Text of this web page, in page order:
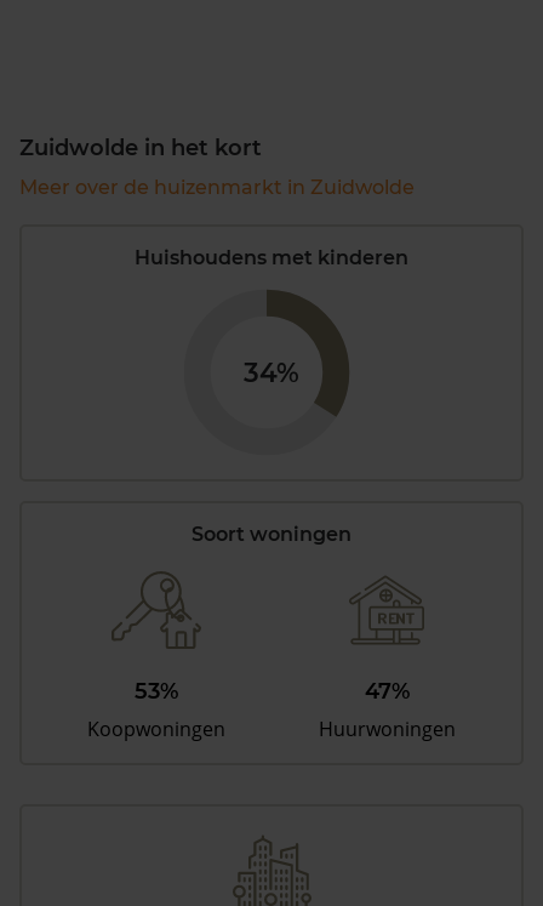
Zuidwolde in het kort
Meer over de huizenmarkt in Zuidwolde
Huishoudens met kinderen
34%
Soort woningen
53%
Koopwoningen
47%
Huurwoningen